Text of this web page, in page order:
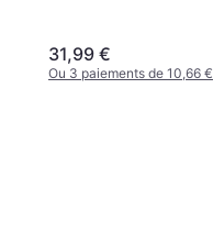
31,99 €
Ou 3 paiements de 10,66 €